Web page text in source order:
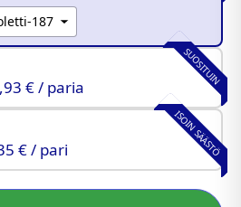
SUOSITUIN
€ / paria
ISOIN SÄÄSTÖ
€ / pari